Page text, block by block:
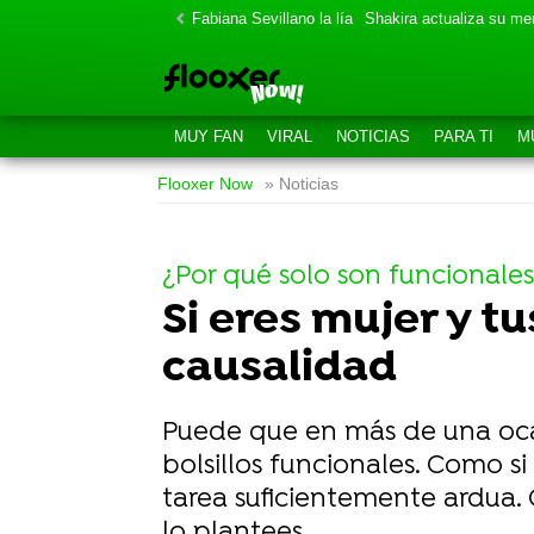
Fabiana Sevillano la lía Shakira actualiza su
MUY FAN VIRAL NOTICIAS PARA TI
Flooxer Now » Noticias
¿Por qué solo son
Si eres mujer y
causalidad
Puede que en más de una
bolsillos funcionales. Como
tarea suficientemente